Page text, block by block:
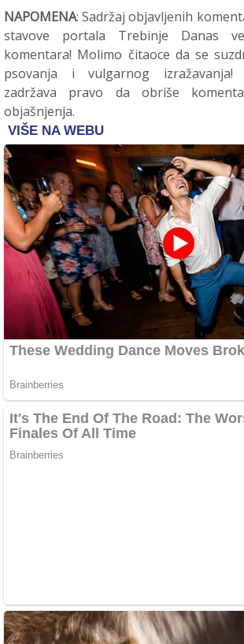
NAPOMENA: Sadržaj objavljenih
stavove portala Trebinje Danas
komentara! Molimo čitaoce da se
psovanja i vulgarnog izražavanja!
zadržava pravo da obriše
objašnjenja.